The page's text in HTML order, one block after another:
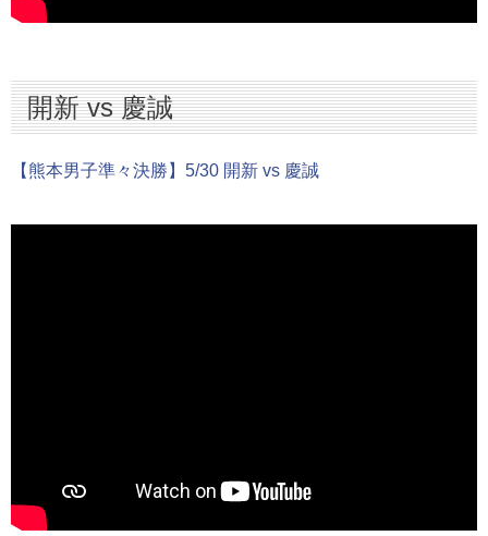
開新 vs 慶誠
【熊本男子準々決勝】5/30 開新 vs 慶誠